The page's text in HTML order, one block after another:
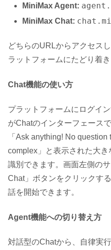
MiniMax Agent:
MiniMax Chat:
どちらのURLからアクセス
ラットフォームにたどり着き
Chat機能の使い方
プラットフォームにログイ
がChatのインターフェース
「Ask anything! No
complex」と表示された大
識別できます。画面左側の
Chat」ボタンをクリックす
話を開始できます。
Agent機能への切り替え方
対話型のChatから、自律実